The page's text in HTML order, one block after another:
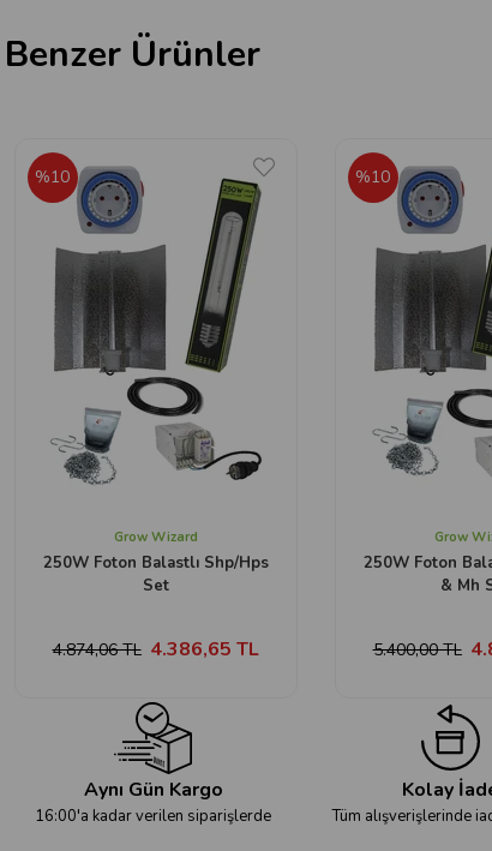
Benzer Ürünler
Grow Wizard
250W Foton Balastlı Shp/Hps
Set
4.386,65 TL
4.874,06 TL
%10
Grow
250W Foton
& Mh
5.400,00 TL
%10
Aynı Gün Kargo
16:00'a kadar verilen siparişlerde
Kolay
Tüm alışverişlerinde